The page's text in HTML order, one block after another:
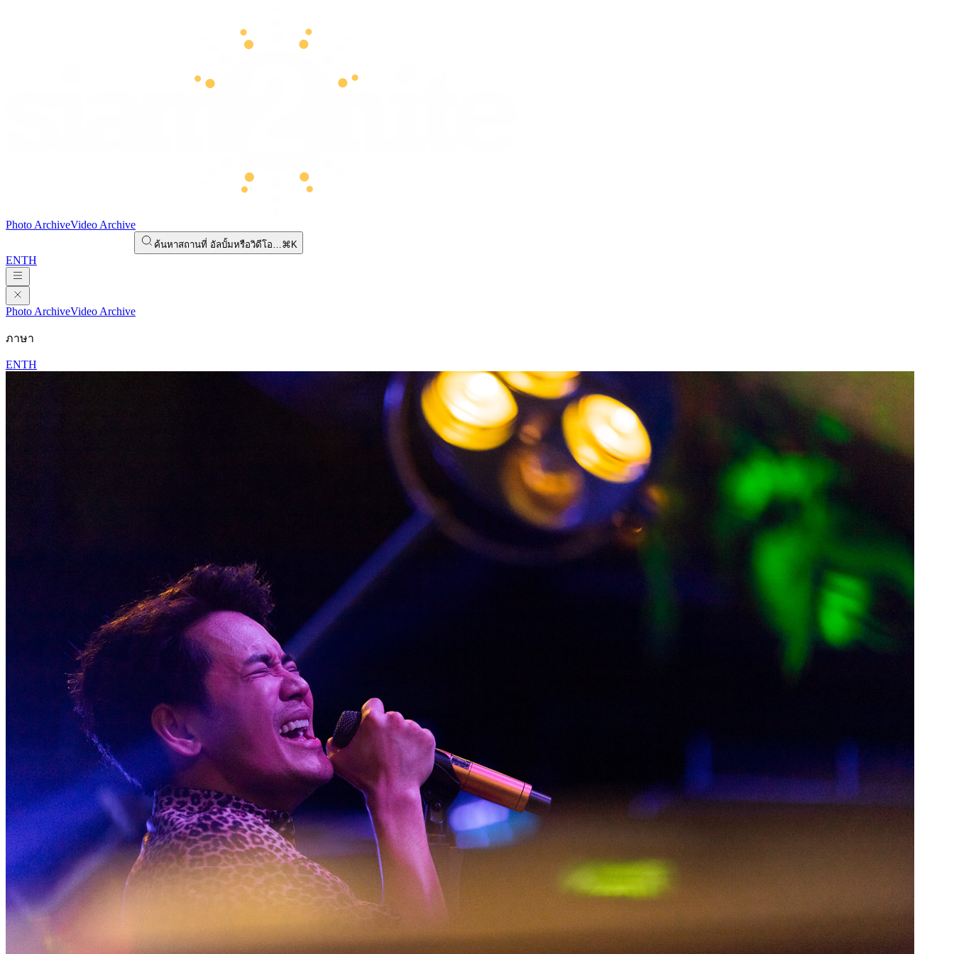
Photo ArchiveVideo Archive
ค้นหาสถานที่ อัลบั้มหรือวิดีโอ…⌘K
ENTH
Photo ArchiveVideo Archive
ภาษา
ENTH